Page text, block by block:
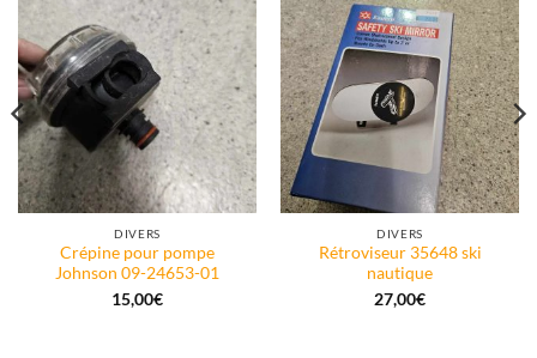
DIVERS
Crépine pour pompe
Johnson 09-24653-01
15,00€
DIVERS
Rétroviseur 35648 ski
nautique
27,00€